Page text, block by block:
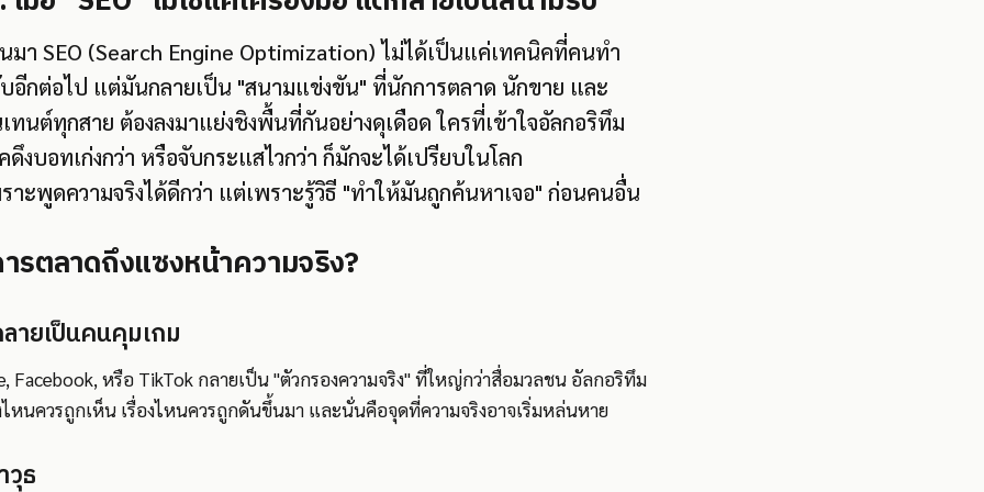
มา SEO (Search Engine Optimization) ไม่ได้เป็นแค่เทคนิคที่คนทำ
อีกต่อไป แต่มันกลายเป็น "สนามแข่งขัน" ที่นักการตลาด นักขาย และ
นต์ทุกสาย ต้องลงมาแย่งชิงพื้นที่กันอย่างดุเดือด ใครที่เข้าใจอัลกอริทึม
งบอทเก่งกว่า หรือจับกระแสไวกว่า ก็มักจะได้เปรียบในโลก
าะพูดความจริงได้ดีกว่า แต่เพราะรู้วิธี "ทำให้มันถูกค้นหาเจอ" ก่อนคนอื่น
รตลาดถึงแซงหน้าความจริง?
ยเป็นคนคุมเกม
Facebook, หรือ TikTok กลายเป็น "ตัวกรองความจริง" ที่ใหญ่กว่าสื่อมวลชน อัลกอริทึม
ไหนควรถูกเห็น เรื่องไหนควรถูกดันขึ้นมา และนั่นคือจุดที่ความจริงอาจเริ่มหล่นหาย
วุธ